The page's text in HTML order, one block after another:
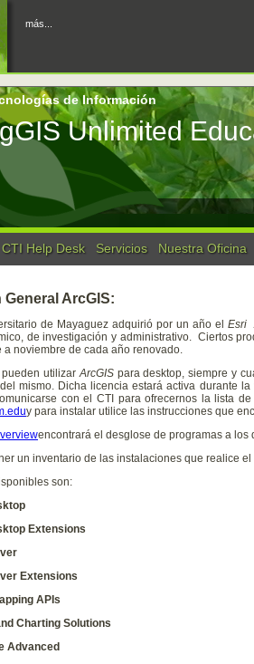
más...
de Información
Unlimited
CTI Help Desk Servicios Nuestra Oficina
General ArcGIS:
de Mayaguez adquirió por un año el Esri
de investigación y administrativo. Ciertos
a noviembre de cada año renovado.
pueden utilizarArcGISpara desktop, siempre y
mismo. Dicha licencia estará activa durante
con el CTI para ofrecernos la lista
y para instalar utilice las instrucciones que
encontrará el desglose de programas a
un inventario de las instalaciones que realice
son:
Extensions
Extensions
APIs
Charting Solutions
Advanced